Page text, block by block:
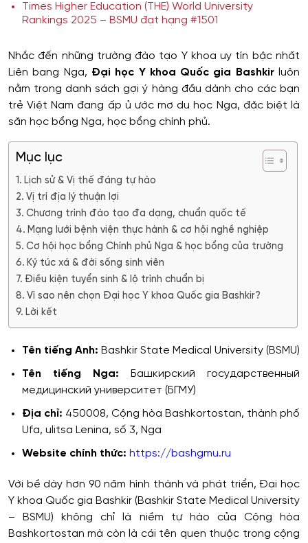
Times Higher Education (THE) World University
Rankings 2025 – BSMU đạt hạng #1501
Nhắc đến những trường đào tạo Y khoa uy tín bậc nhất
Liên bang Nga, Đại học Y khoa Quốc gia Bashkirluôn
nằm trong danh sách gợi ý hàng đầu dành cho các bạn
trẻ Việt Nam đang ấp ủ ước mơ du học Nga, đặc biệt là
săn học bổng Nga, học bổng chính phủ.
Mục lục
Lịch sử & Vị thế đáng tự hào
Vị trí địa lý thuận lợi
Chương trình đào tạo đa dạng, chuẩn quốc tế
Mạng lưới bệnh viện thực hành & cơ hội nghề nghiệp
Cơ hội học bổng Chính phủ Nga & học bổng của trường
Ký túc xá & đời sống sinh viên
Điều kiện tuyển sinh & lộ trình chuẩn bị
Vì sao nên chọn Đại học Y khoa Quốc gia Bashkir?
Lời kết
Tên tiếng Anh: Bashkir State Medical University (BSMU)
Tên tiếng Nga: Башкирский государственный
медицинский университет (БГМУ)
Địa chỉ: 450008, Cộng hòa Bashkortostan, thành phố
Ufa, ulitsa Lenina, số 3, Nga
Website chính thức: https://bashgmu.ru
Với bề dày hơn 90 năm hình thành và phát triển, Đại học
Y khoa Quốc gia Bashkir (Bashkir State Medical University
– BSMU) không chỉ là niềm tự hào của Cộng hòa
Bashkortostan mà còn là cái tên quen thuộc trong cộng